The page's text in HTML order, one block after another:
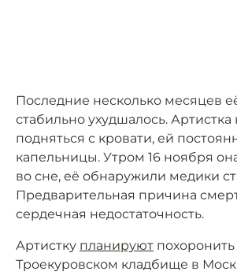
Последние несколько месяцев
стабильно ухудшалось. Артистка
подняться с кровати, ей
капельницы. Утром 16 ноября
во сне, её обнаружили медики
Предварительная причина
сердечная недостаточность.
Артистку планируют похоронить
Троекуровском кладбище в